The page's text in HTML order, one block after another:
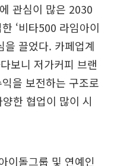
관심이 많은 2030
‘비타500 라임아이
을 끌었다. 카페업계
보니 저가커피 브랜
을 보전하는 구조로
한 협업이 많이 시
이돌그룹 및 연예인